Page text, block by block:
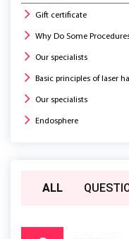
Gift certificate
Why Do Some
Our specialists
Basic principles of laser
Our specialists
Endosphere
ALL